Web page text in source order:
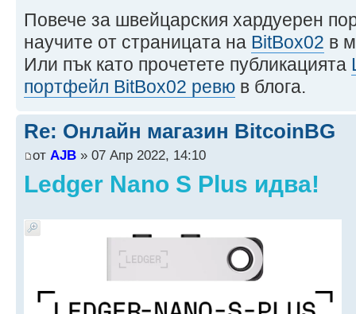
Повече за швейцарския хардуерен
научите от страницата на BitBox02 в
Или пък като прочетете публикацията
портфейл BitBox02 ревю в блога.
Re: Онлайн магазин BitcoinBG
от AJB » 07 Апр 2022, 14:10
Ledger Nano S Plus идва!